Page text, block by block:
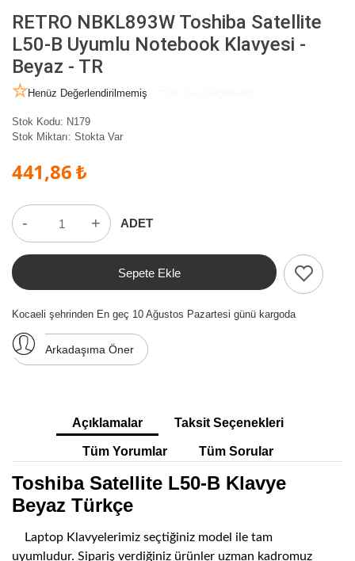
RETRO NBKL893W Toshiba Satellite
L50-B Uyumlu Notebook Klavyesi -
Beyaz - TR
Henüz Değerlendirilmemiş
Stok Kodu: N179
Stok Miktarı: Stokta Var
441,86 ₺
- + ADET
Sepete Ekle
Kocaeli şehrinden En geç 10 Ağustos Pazartesi günü kargoda
Arkadaşıma Öner
Açıklamalar Taksit Seçenekleri
Tüm Yorumlar Tüm Sorular
Toshiba Satellite L50-B Klavye
Beyaz Türkçe
Laptop Klavyelerimiz seçtiğiniz model ile tam
uyumludur. Sipariş verdiğiniz ürünler uzman kadromuz